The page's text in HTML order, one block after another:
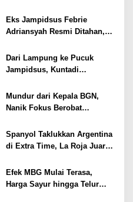
Polemik Wartawan?
Eks Jampidsus Febrie
Adriansyah Resmi Ditahan,
Usai Diperiksa Berjam-jam
Dari Lampung ke Pucuk
Jampidsus, Kuntadi
Korupsi Strategis
Mundur dari Kepala BGN,
Nanik Fokus Berobat
Posisi Baru
Spanyol Taklukkan Argentina
di Extra Time, La Roja Juara
Efek MBG Mulai Terasa,
Harga Sayur hingga Telur